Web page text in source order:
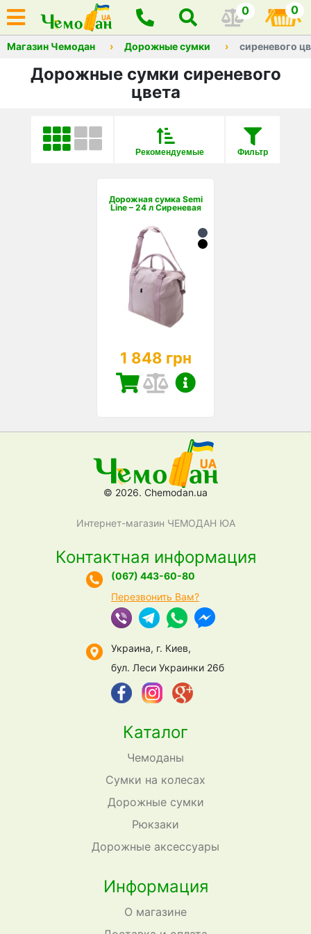
0 0
Магазин Чемодан Дорожные сумки сиреневого
Дорожные сумки сиреневого
цвета
Фильтр
Рекомендуемые
Дорожная сумка Semi
Line – 24 л Сиреневая
1 848 грн
© 2026. Chemodan.ua
Интернет-магазин ЧЕМОДАН ЮА
Каталог
Чемоданы
Сумки на колесах
Дорожные сумки
Рюкзаки
Дорожные аксессуары
Информация
О магазине
Контактная информация
(067) 443-60-80
Перезвонить Вам?
Украина, г. Киев,
бул. Леси Украинки 26б